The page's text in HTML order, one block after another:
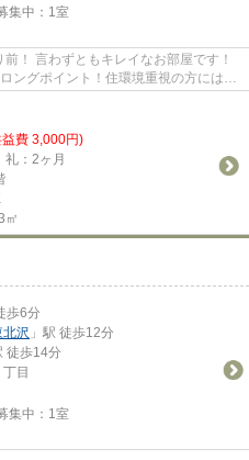
集中： 1室
！ 言わずともキレイなお部屋です！
ングポイント！住環境重視の方には、
費 3,000円)
礼：2ヶ月
㎡
歩6分
北沢 」駅 徒歩12分
徒歩14分
丁目
集中： 1室